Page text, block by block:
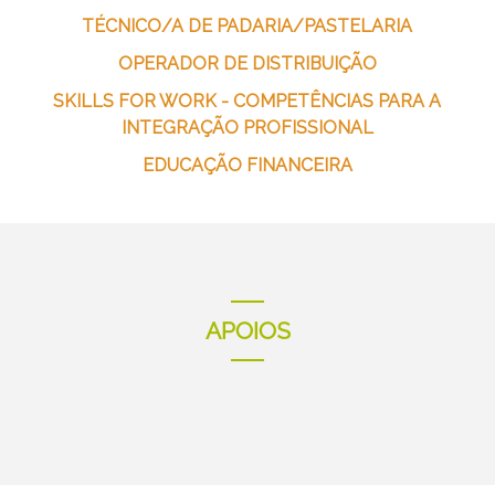
TÉCNICO/A DE PADARIA/PASTELARIA
OPERADOR DE DISTRIBUIÇÃO
SKILLS FOR WORK - COMPETÊNCIAS PARA A
INTEGRAÇÃO PROFISSIONAL
EDUCAÇÃO FINANCEIRA
APOIOS